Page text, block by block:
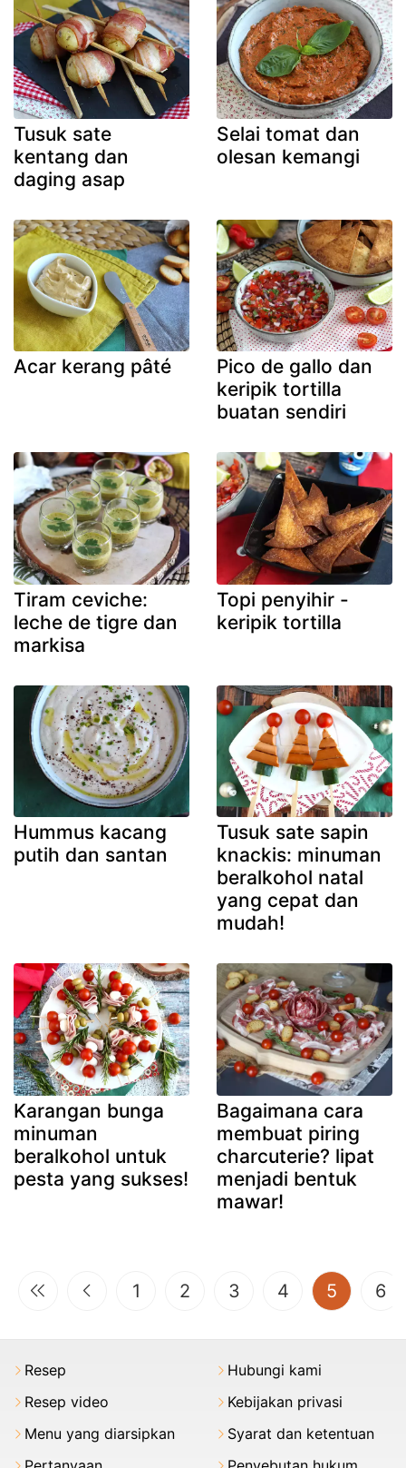
Tusuk sate
kentang dan
daging asap
Selai tomat dan
olesan kemangi
Acar kerang pâté
Pico de gallo dan
keripik tortilla
buatan sendiri
Tiram ceviche:
leche de tigre dan
markisa
Topi penyihir -
keripik tortilla
Hummus kacang
putih dan santan
Tusuk sate sapin
knackis: minuman
beralkohol natal
yang cepat dan
mudah!
Karangan bunga
minuman
beralkohol untuk
pesta yang sukses!
Bagaimana cara
membuat piring
charcuterie? lipat
menjadi bentuk
mawar!
1 2 3 4 5 6
Resep
Resep video
Menu yang diarsipkan
Hubungi kami
Kebijakan privasi
Syarat dan ketentuan